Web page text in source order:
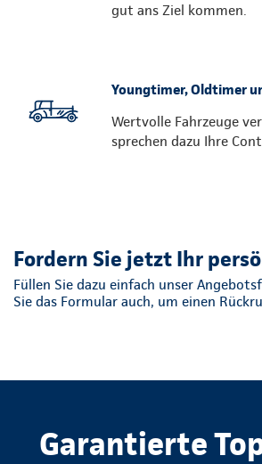
gut ans Ziel kommen.
Youngtimer, Oldtimer
Wertvolle Fahrzeuge
sprechen dazu Ihre
Fordern Sie jetzt Ihr
Füllen Sie dazu einfach unser
Sie das Formular auch, um einen
Garantierte